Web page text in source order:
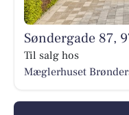
Søndergade 87,
Til salg hos
Mæglerhuset